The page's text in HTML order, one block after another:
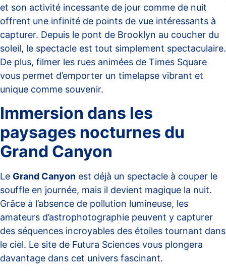
et son activité incessante de jour comme de nuit
offrent une infinité de points de vue intéressants à
capturer. Depuis le pont de Brooklyn au coucher du
soleil, le spectacle est tout simplement spectaculaire.
De plus, filmer les rues animées de Times Square
vous permet d’emporter un timelapse vibrant et
unique comme souvenir.
Immersion dans les
paysages nocturnes du
Grand Canyon
Le Grand Canyon est déjà un spectacle à couper le
souffle en journée, mais il devient magique la nuit.
Grâce à l’absence de pollution lumineuse, les
amateurs d’astrophotographie peuvent y capturer
des séquences incroyables des étoiles tournant dans
le ciel. Le site de Futura Sciences vous plongera
davantage dans cet univers fascinant.